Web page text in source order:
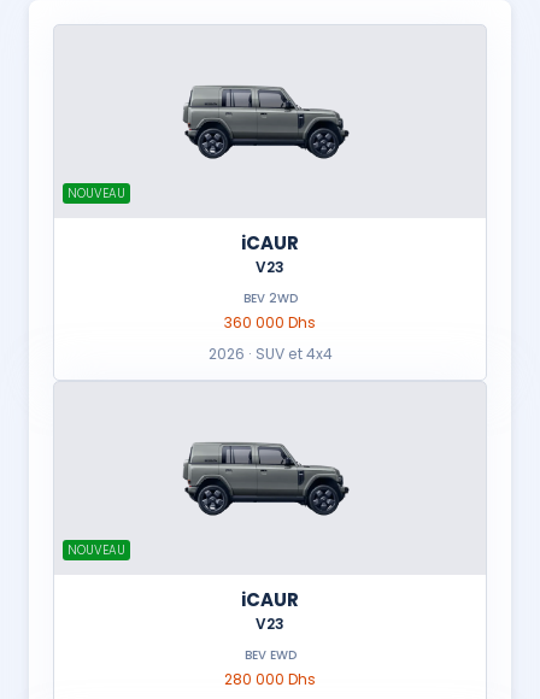
NOUVEAU
iCAUR
V23
BEV 2WD
360 000 Dhs
2026 · SUV et 4x4
NOUVEAU
iCAUR
V23
BEV EWD
280 000 Dhs